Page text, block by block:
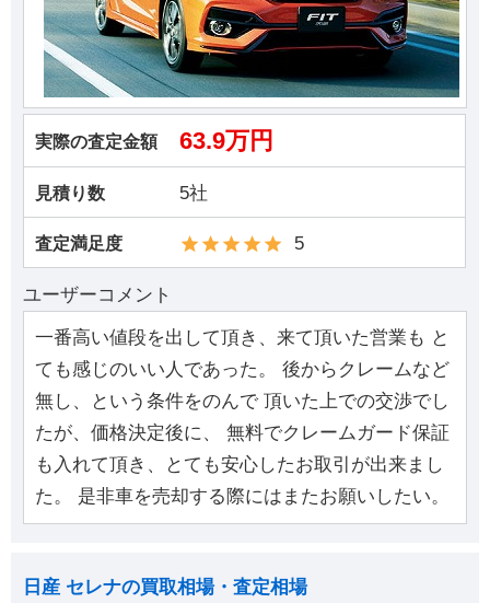
実際の査定金額 63.9万円
見積り数 5社
査定満足度 5
ユーザーコメント
一番高い値段を出して頂き、来て頂いた営業も と
ても感じのいい人であった。 後からクレームなど
無し、という条件をのんで 頂いた上での交渉でし
たが、価格決定後に、 無料でクレームガード保証
も入れて頂き、とても安心したお取引が出来まし
た。 是非車を売却する際にはまたお願いしたい。
日産 セレナの買取相場・査定相場